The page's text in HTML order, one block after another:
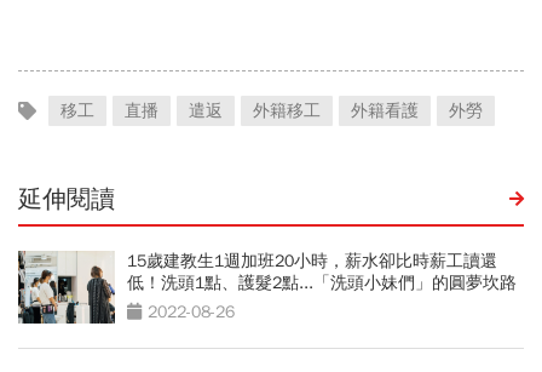
移工 直播 遣返 外籍移工 外籍看護 外勞
延伸閱讀
15歲建教生1週加班20小時，薪水卻比時薪工讀還
低！洗頭1點、護髮2點...「洗頭小妹們」的圓夢坎路
2022-08-26